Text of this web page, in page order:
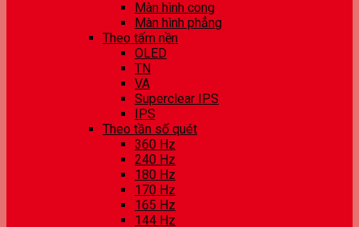
Màn hình cong
Màn hình phẳng
Theo tấm nền
OLED
TN
VA
Superclear IPS
IPS
Theo tần số quét
360 Hz
240 Hz
180 Hz
170 Hz
165 Hz
144 Hz